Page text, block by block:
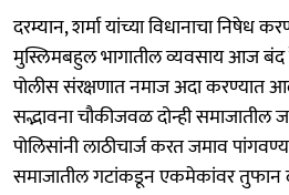
दरम्यान, शर्मा यांच्या विधानाचा निषेध
मुस्लिमबहुल भागातील व्यवसाय आज
पोलीस संरक्षणात नमाज अदा करण्यात
सद्भावना चौकीजवळ दोन्ही समाजातील
पोलिसांनी लाठीचार्ज करत जमाव
समाजातील गटांकडून एकमेकांवर